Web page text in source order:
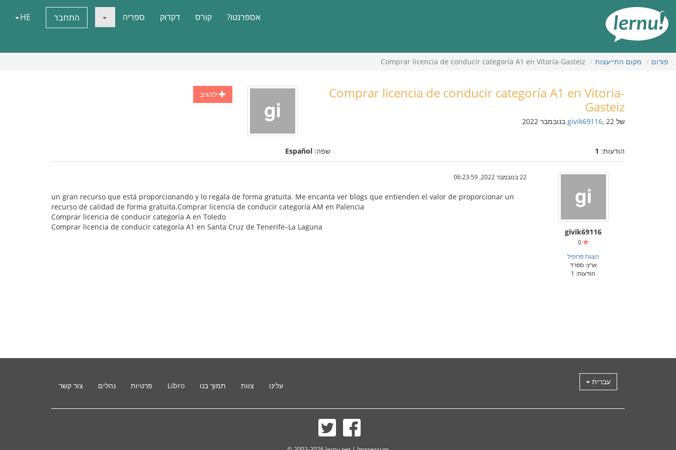
העניינים
אספרנטו? קורס דקדוק ספריה התחבר HE
פורום מקום התייעצות Comprar licencia de conducir categoría A1 en Vitoria-Gasteiz
להגיב
Comprar licencia de conducir categoría A1 en Vitoria-
Gasteiz
של givik69116, 22 בנובמבר 2022
הודעות: 1 שפה: Español
givik69116
0
הצגת פרופיל
ארץ: ספרד
הודעות: 1
22 בנובמבר 2022, 06:23:59
un gran recurso que está proporcionando y lo regala de forma gratuita. Me encanta ver blogs que entienden el valor de proporcionar un
recurso de calidad de forma gratuita.Comprar licencia de conducir categoría AM en Palencia
Comprar licencia de conducir categoría A en Toledo
Comprar licencia de conducir categoría A1 en Santa Cruz de Tenerife–La Laguna
עברית עלינו צוות תמוך בנו Libro פרטיות נהלים צור קשר